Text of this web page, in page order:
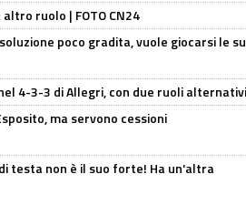
ruolo | FOTO CN24
poco gradita, vuole giocarsi le
4-3-3 di Allegri, con due ruoli alternativi
ma servono cessioni
testa non è il suo forte! Ha un'altra